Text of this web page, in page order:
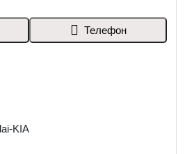
Телефон
KIA